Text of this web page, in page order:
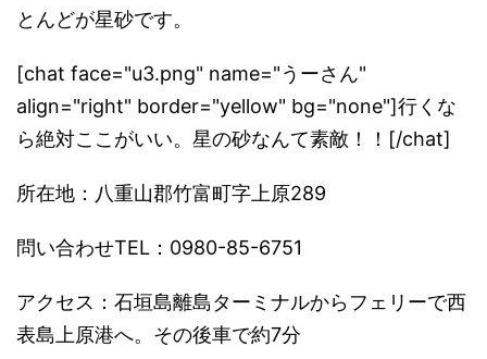
とんどが星砂です。
[chat face="u3.png" name="うーさん"
align="right" border="yellow" bg="none"]行くな
ら絶対ここがいい。星の砂なんて素敵！！[/chat]
所在地：八重山郡竹富町字上原289
問い合わせTEL：0980-85-6751
アクセス：石垣島離島ターミナルからフェリーで西
表島上原港へ。 その後車で約7分